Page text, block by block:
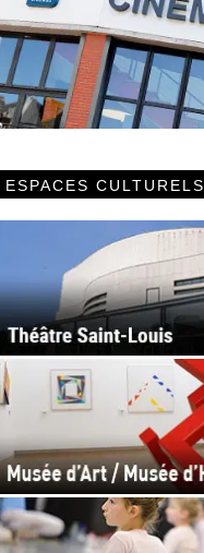
ESPACES CULTURELS